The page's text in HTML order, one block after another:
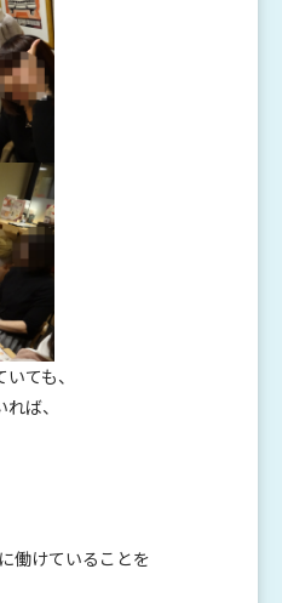
ても、
ば、
働けていることを